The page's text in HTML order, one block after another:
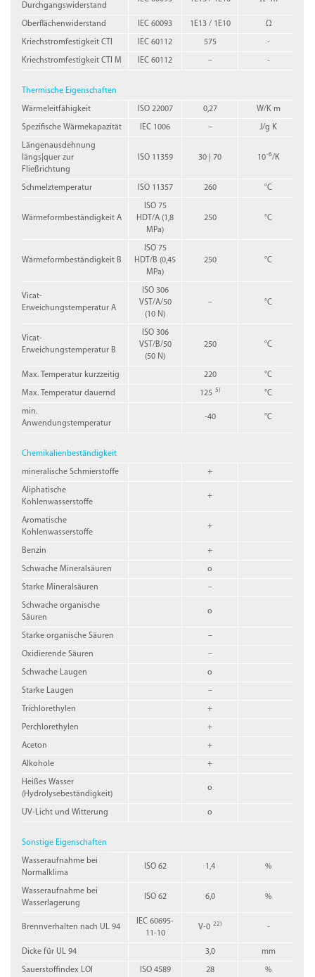
Durchgangswiderstand
Oberflächenwiderstand IEC 60093 1E13 / 1E10 Ω
Kriechstromfestigkeit CTI IEC 60112 575 -
Kriechstromfestigkeit CTI M IEC 60112 – -
Thermische Eigenschaften
Wärmeleitfähigkeit ISO 22007 0,27 W/K m
Spezifische Wärmekapazität IEC 1006 – J/g K
Längenausdehnung
längs|quer zur
Fließrichtung
ISO 11359 30 | 70 10-6/K
Schmelztemperatur ISO 11357 260 °C
Wärmeformbeständigkeit A
ISO 75
HDT/A (1,8
MPa)
250 °C
Wärmeformbeständigkeit B
ISO 75
HDT/B (0,45
MPa)
250 °C
Vicat-
Erweichungstemperatur A
ISO 306
VST/A/50
(10 N)
– °C
Vicat-
Erweichungstemperatur B
ISO 306
VST/B/50
(50 N)
250 °C
Max. Temperatur kurzzeitig 220 °C
Max. Temperatur dauernd 125 5) °C
min.
Anwendungstemperatur
-40 °C
Chemikalienbeständigkeit
mineralische Schmierstoffe +
Aliphatische
Kohlenwasserstoffe
+
Aromatische
Kohlenwasserstoffe
+
Benzin +
Schwache Mineralsäuren o
Starke Mineralsäuren –
Schwache organische
Säuren
o
Starke organische Säuren –
Oxidierende Säuren –
Schwache Laugen o
Starke Laugen –
Trichlorethylen +
Perchlorethylen +
Aceton +
Alkohole +
Heißes Wasser
(Hydrolysebeständigkeit)
o
UV-Licht und Witterung o
Sonstige Eigenschaften
Wasseraufnahme bei
Normalklima
ISO 62 1,4 %
Wasseraufnahme bei
Wasserlagerung
ISO 62 6,0 %
Brennverhalten nach UL 94
IEC 60695-
11-10
V-0 22) -
Dicke für UL 94 3,0 mm
Sauerstoffindex LOI ISO 4589 28 %